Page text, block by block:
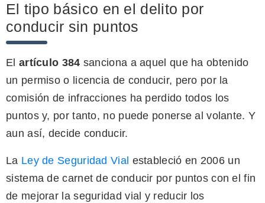
El tipo básico en el delito por
conducir sin puntos
El artículo 384 sanciona a aquel que ha obtenido
un permiso o licencia de conducir, pero por la
comisión de infracciones ha perdido todos los
puntos y, por tanto, no puede ponerse al volante. Y
aun así, decide conducir.
La Ley de Seguridad Vial estableció en 2006 un
sistema de carnet de conducir por puntos con el fin
de mejorar la seguridad vial y reducir los